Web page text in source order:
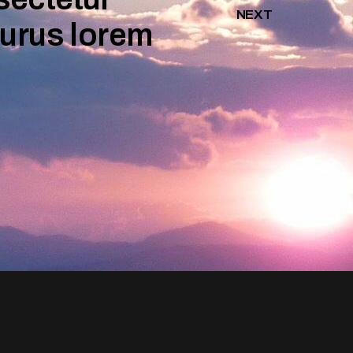
velit. Quis
Eduard Jonson
NEXT